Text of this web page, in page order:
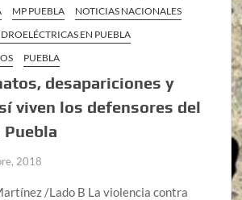
MP PUEBLA
NOTICIAS NACIONALES
EN PUEBLA
PUEBLA
desapariciones y
viven los defensores del
2018
/Lado B La violencia contra